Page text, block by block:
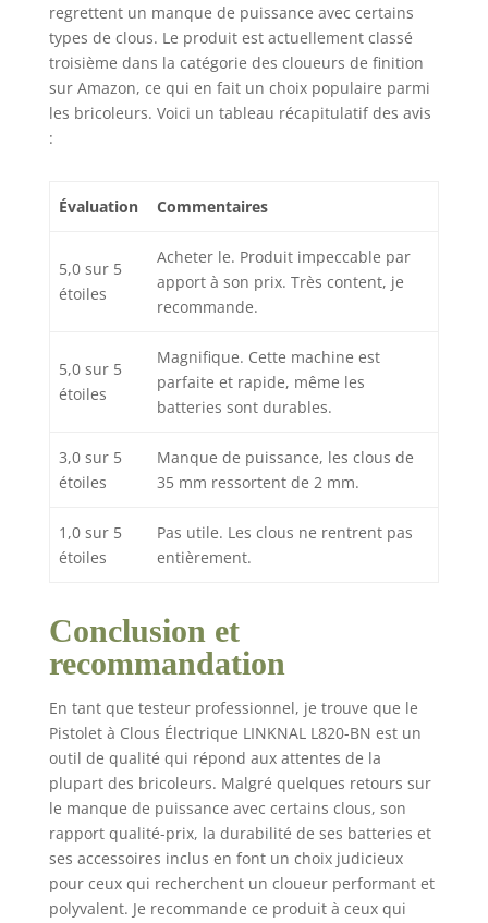
regrettent un manque de puissance avec certains
types de clous. Le produit est actuellement classé
troisième dans la catégorie des cloueurs de finition
sur Amazon, ce qui en fait un choix populaire parmi
les bricoleurs. Voici un tableau récapitulatif des avis
:
Évaluation Commentaires
5,0 sur 5
étoiles
Acheter le. Produit impeccable par
apport à son prix. Très content, je
recommande.
5,0 sur 5
étoiles
Magnifique. Cette machine est
parfaite et rapide, même les
batteries sont durables.
3,0 sur 5
étoiles
Manque de puissance, les clous de
35 mm ressortent de 2 mm.
1,0 sur 5
étoiles
Pas utile. Les clous ne rentrent pas
entièrement.
Conclusion et
recommandation
En tant que testeur professionnel, je trouve que le
Pistolet à Clous Électrique LINKNAL L820-BN est un
outil de qualité qui répond aux attentes de la
plupart des bricoleurs. Malgré quelques retours sur
le manque de puissance avec certains clous, son
rapport qualité-prix, la durabilité de ses batteries et
ses accessoires inclus en font un choix judicieux
pour ceux qui recherchent un cloueur performant et
polyvalent. Je recommande ce produit à ceux qui